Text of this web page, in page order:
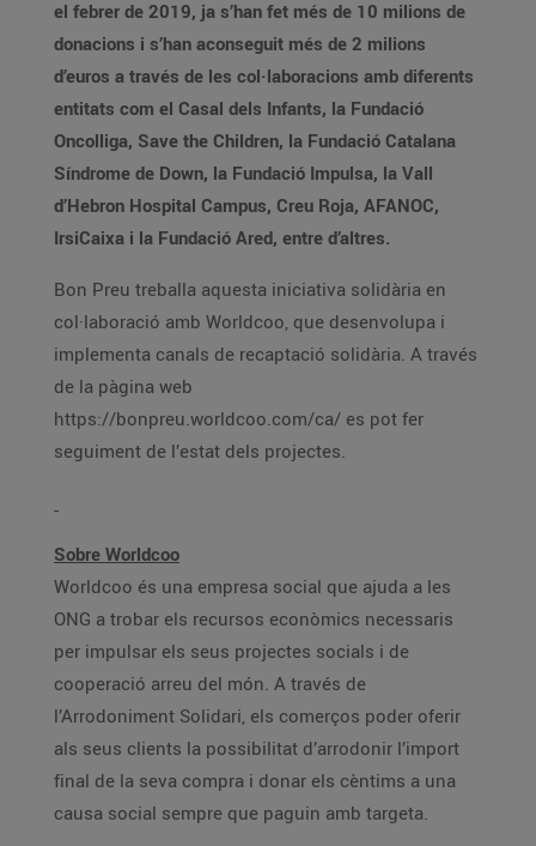
el febrer de 2019, ja s’han fet més de 10 milions de
donacions i s’han aconseguit més de 2 milions
d’euros a través de les col·laboracions amb diferents
entitats com el Casal dels Infants, la Fundació
Oncolliga, Save the Children, la Fundació Catalana
Síndrome de Down, la Fundació Impulsa, la Vall
d’Hebron Hospital Campus, Creu Roja, AFANOC,
IrsiCaixa i la Fundació Ared, entre d’altres.
Bon Preu treballa aquesta iniciativa solidària en
col·laboració amb Worldcoo, que desenvolupa i
implementa canals de recaptació solidària. A través
de la pàgina web
https://bonpreu.worldcoo.com/ca/ es pot fer
seguiment de l’estat dels projectes.
Sobre Worldcoo
Worldcoo és una empresa social que ajuda a les
ONG a trobar els recursos econòmics necessaris
per impulsar els seus projectes socials i de
cooperació arreu del món. A través de
l’Arrodoniment Solidari, els comerços poder oferir
als seus clients la possibilitat d’arrodonir l’import
final de la seva compra i donar els cèntims a una
causa social sempre que paguin amb targeta.